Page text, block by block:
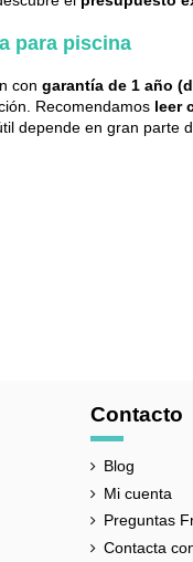
para piscina
con garantía de 1 año
Recomendamos leer
depende en gran parte
Contacto
Blog
Mi cuenta
Preguntas
Contacta